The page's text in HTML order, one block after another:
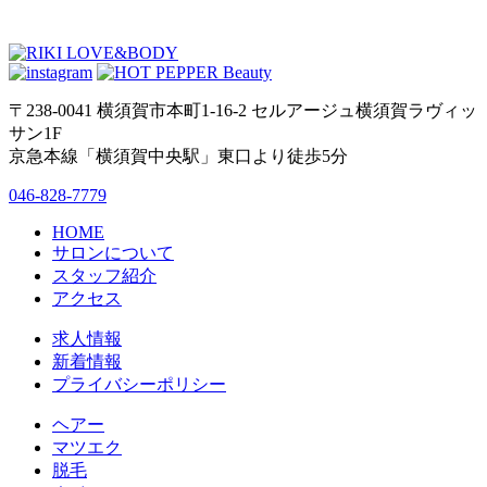
〒238-0041 横須賀市本町1-16-2 セルアージュ横須賀ラヴィッ
サン1F
京急本線「横須賀中央駅」東口より徒歩5分
046-828-7779
HOME
サロンについて
スタッフ紹介
アクセス
求人情報
新着情報
プライバシーポリシー
ヘアー
マツエク
脱毛